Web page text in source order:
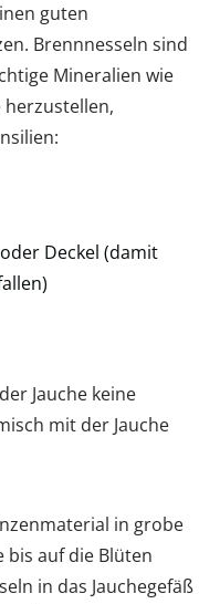
guten
Brennnesseln sind
Mineralien wie
herzustellen,
Deckel (damit
Jauche keine
mit der Jauche
in grobe
bis auf die Blüten
in das Jauchegefäß